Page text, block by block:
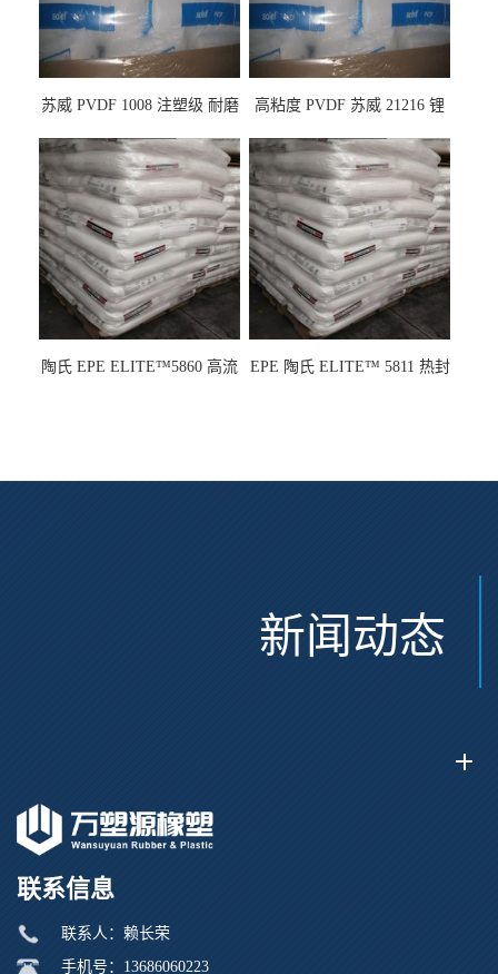
苏威 PVDF 1008 注塑级 耐磨
龙
高粘度 PVDF 苏威 21216 锂
陶氏 EPE ELITE™5860 高流
EPE 陶氏 ELITE™ 5811 热封
新闻动态
联系信息
联系人：赖长荣
手机号：13686060223